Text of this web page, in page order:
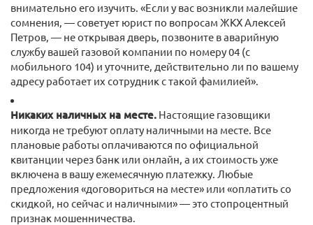
внимательно его изучить. «Если у вас возникли малейшие
сомнения, — советует юрист по вопросам ЖКХ Алексей
Петров, — не открывая дверь, позвоните в аварийную
службу вашей газовой компании по номеру 04 (с
мобильного 104) и уточните, действительно ли по вашему
адресу работает их сотрудник с такой фамилией».
Никаких наличных на месте. Настоящие газовщики
никогда не требуют оплату наличными на месте. Все
плановые работы оплачиваются по официальной
квитанции через банк или онлайн, а их стоимость уже
включена в вашу ежемесячную платежку. Любые
предложения «договориться на месте» или «оплатить со
скидкой, но сейчас и наличными» — это стопроцентный
признак мошенничества.